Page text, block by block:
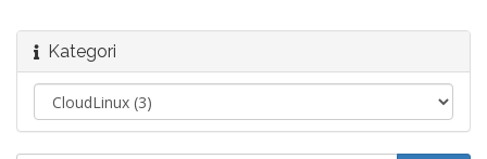
Kategori